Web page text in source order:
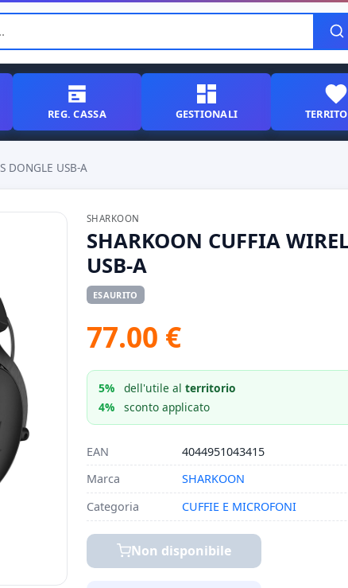
REG. CASSA GESTIONALI
DONGLE USB-A
SHARKOON
SHARKOON CUFFIA
USB-A
ESAURITO
77.00 €
5% dell'utile alterritorio
4%
sconto applicato
EAN
4044951043415
Marca
SHARKOON
Categoria
CUFFIE E MICROFONI
Non disponibile